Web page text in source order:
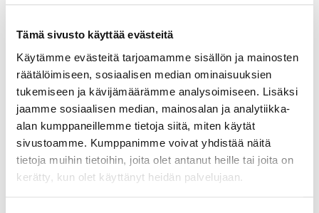
Tämä sivusto käyttää evästeitä
Käytämme evästeitä tarjoamamme sisällön ja mainosten
räätälöimiseen, sosiaalisen median ominaisuuksien
tukemiseen ja kävijämäärämme analysoimiseen. Lisäksi
jaamme sosiaalisen median, mainosalan ja analytiikka-
alan kumppaneillemme tietoja siitä, miten käytät
sivustoamme. Kumppanimme voivat yhdistää näitä
tietoja muihin tietoihin, joita olet antanut heille tai joita on
kerätty, kun olet käyttänyt heidän palvelujaan.
Saksassa.